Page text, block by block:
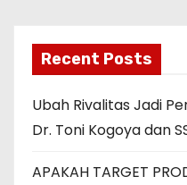
Recent Posts
Ubah Rivalitas Jadi
Dr. Toni Kogoya dan
APAKAH TARGET